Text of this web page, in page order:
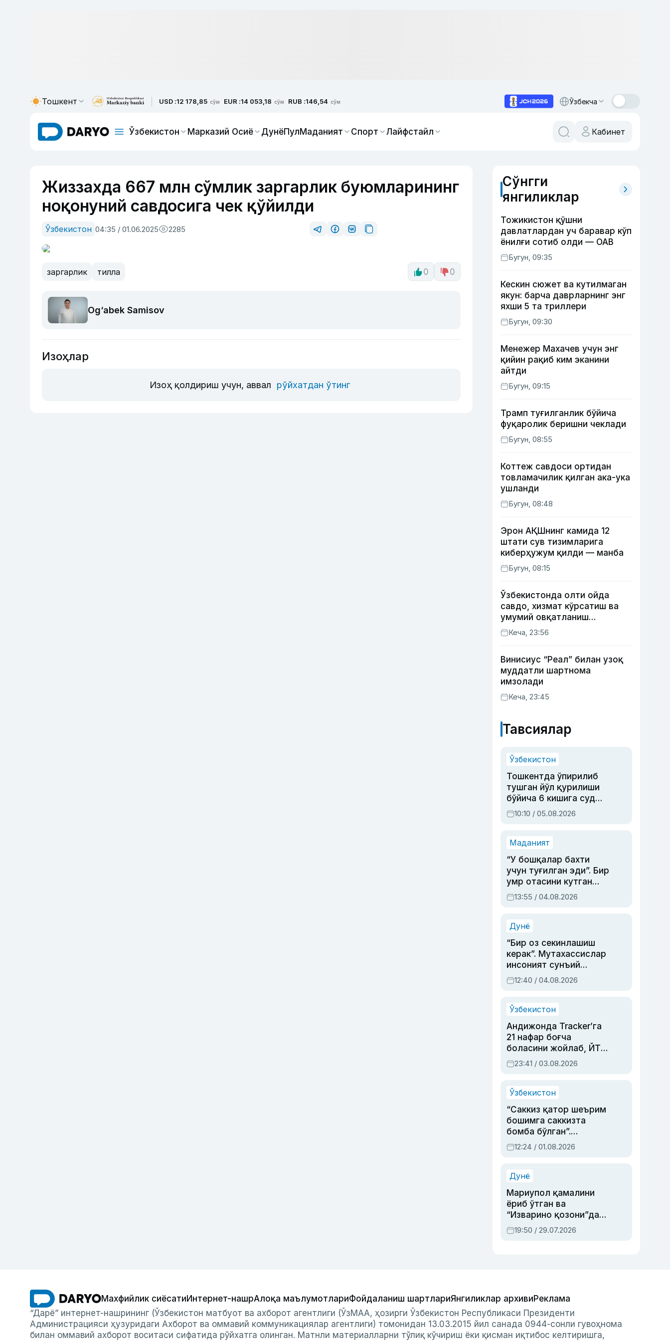
Тошкент USD :12 178,85 сўм EUR :14 053,18 сўм RUB :146,54 сўм Ўзбекча
Ўзбекистон Марказий Осиё ДунёПулМаданият Спорт Лайфстайл Кабинет
Жиззахда 667 млн сўмлик заргарлик буюмларининг
ноқонуний савдосига чек қўйилди
Ўзбекистон 04:35 / 01.06.2025 2285
заргарлик тилла 0 0
Og‘abek Samisov
Изоҳлар
Изоҳ қолдириш учун, аввал рўйхатдан ўтинг
Сўнгги
янгиликлар
Тожикистон қўшни
давлатлардан уч баравар кўп
ёнилғи сотиб олди — ОАВ
Бугун, 09:35
Кескин сюжет ва кутилмаган
якун: барча даврларнинг энг
яхши 5 та триллери
Бугун, 09:30
Менежер Махачев учун энг
қийин рақиб ким эканини
айтди
Бугун, 09:15
Трамп туғилганлик бўйича
фуқаролик беришни чеклади
Бугун, 08:55
Коттеж савдоси ортидан
товламачилик қилган ака-ука
ушланди
Бугун, 08:48
Эрон АҚШнинг камида 12
штати сув тизимларига
киберҳужум қилди — манба
Бугун, 08:15
Ўзбекистонда олти ойда
савдо, хизмат кўрсатиш ва
умумий овқатланиш
корхоналари қанча солиқ
тўлагани очиқланди
Кеча, 23:56
Винисиус “Реал” билан узоқ
муддатли шартнома
имзолади
Кеча, 23:45
Тавсиялар
Ўзбекистон
Тошкентда ўпирилиб
тушган йўл қурилиши
бўйича 6 кишига суд
ҳукми ўқилди
10:10 / 05.08.2026
Маданият
“У бошқалар бахти
учун туғилган эди”. Бир
умр отасини кутган
актриса ва дубльяж
устаси Римма
синовларга тўла ҳаёти
13:55 / 04.08.2026
Дунё
“Бир оз секинлашиш
керак”. Мутахассислар
инсоният сунъий
интеллектни бошқара
олмай қолишидан
12:40 / 04.08.2026
Ўзбекистон
Андижонда Tracker’га
21 нафар боғча
боласини жойлаб, ЙТҲ
содир этган аёлга суд
ҳукми ўқилди
23:41 / 03.08.2026
Ўзбекистон
“Саккиз қатор шеърим
бошимга саккизта
бомба бўлган”.
Абдулла Ориповни
сиёсий айбловлардан
12:24 / 01.08.2026
Дунё
Мариупол қамалини
ёриб ўтган ва
“Изварино қозони”дан
чиққан қаҳрамон —
Украина армияси бош
19:50 / 29.07.2026
Махфийлик сиёсатиИнтернет-нашрАлоқа маълумотлариФойдаланиш шартлариЯнгиликлар архивиРеклама
“Дарё” интернет-нашрининг (Ўзбекистон матбуот ва ахборот агентлиги (ЎзМАА, ҳозирги Ўзбекистон Республикаси Президенти
Администрацияси ҳузуридаги Ахборот ва оммавий коммуникациялар агентлиги) томонидан 13.03.2015 йил санада 0944-сонли гувоҳнома
билан оммавий ахборот воситаси сифатида рўйхатга олинган. Матнли материалларни тўлиқ кўчириш ёки қисман иқтибос келтиришга,